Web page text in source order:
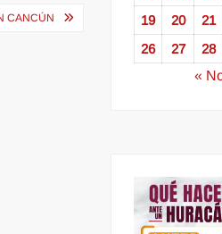
CANCÚN
19
20 21
26
27 28
«